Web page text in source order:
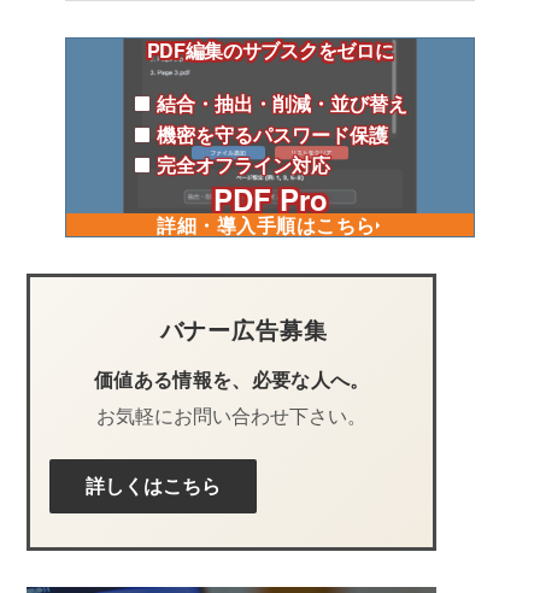
PDF編集のサブスクをゼロに
結合・抽出・削減・並び替え
機密を守るパスワード保護
完全オフライン対応
PDF Pro
詳細・導入手順はこちら
バナー広告募集
価値ある情報を、必要な人へ。
お気軽にお問い合わせ下さい。
詳しくはこちら